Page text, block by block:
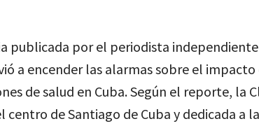
publicada por el periodista
a encender las alarmas sobre el
de salud en Cuba. Según el reporte, la
centro de Santiago de Cuba y dedicada a